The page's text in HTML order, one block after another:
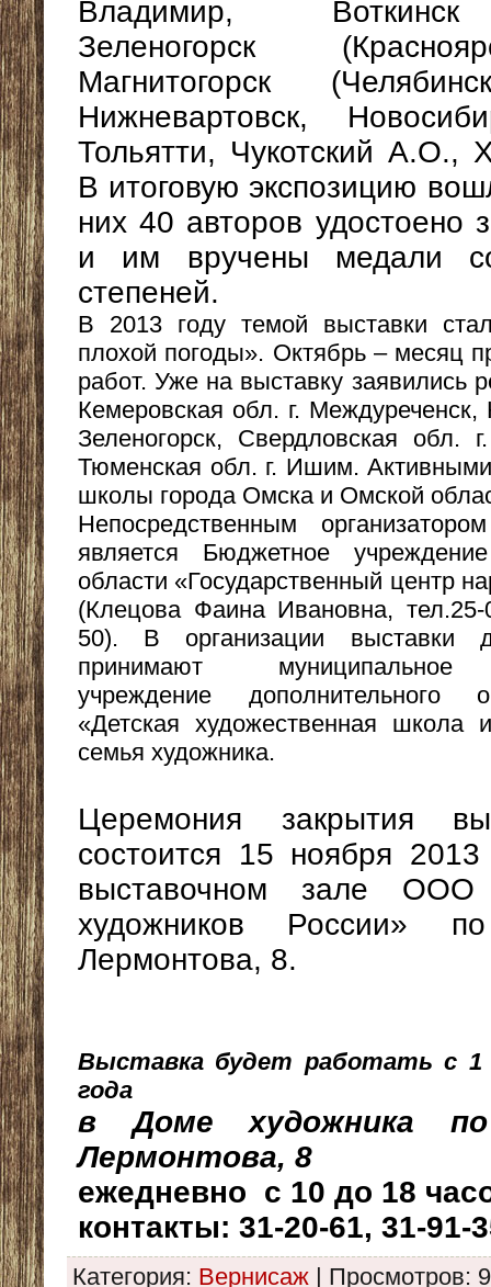
Владимир,
Зеленогорск
Магнитогорск
Нижневартовск,
Тольятти, Чукотский А.О.,
В итоговую экспозицию
них 40 авторов удостоено
и им вручены медали
степеней.
В 2013 году темой выставки
плохой погоды». Октябрь – месяц
работ. Уже на выставку заявились
Кемеровская обл. г. Междуреченск,
Зеленогорск, Свердловская обл.
Тюменская обл. г. Ишим. Активными
школы города Омска и Омской
Непосредственным
является Бюджетное
области «Государственный центр
(Клецова Фаина Ивановна,
50). В организации выставки
принимают муниципальное
учреждение дополнительного
«Детская художественная школа
семья художника.
Церемония закрытия
состоится 15 ноября
выставочном зале
художников России»
Лермонтова, 8.
Выставка будет работать с 1
года
в Доме художника
Лермонтова, 8
ежедневно с 10 до 18
контакты: 31-20-61, 31-91-
Категория: Вернисаж Просмотров: